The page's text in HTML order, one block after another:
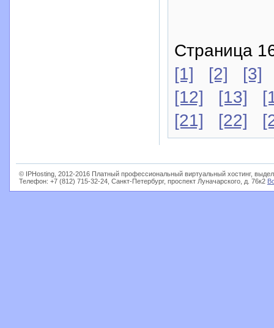
Страница
[1]
[2]
[3]
[12]
[13]
[21]
[22]
© IPHosting, 2012-2016 Платный профессиональный виртуальный хостинг,
Телефон: +7 (812) 715-32-24, Санкт-Петербург, проспект Луначарского, д. 76к2